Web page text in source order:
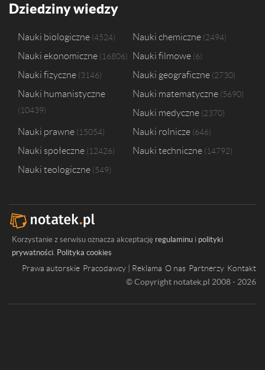
Dziedziny wiedzy
Nauki biologiczne 4524 Nauki chemiczne 2494
Nauki ekonomiczne 16806 Nauki filmowe 6
Nauki fizyczne 3146 Nauki geograficzne 2730
Nauki humanistyczne
10439
Nauki matematyczne 5690
Nauki medyczne 2370
Nauki prawne 15054 Nauki rolnicze 646
Nauki społeczne 12426 Nauki techniczne 14792
Nauki teologiczne 549
Korzystanie z serwisu oznacza akceptację regulaminu i polityki
prywatności. Polityka cookies
Prawa autorskie Pracodawcy | Reklama O nas Partnerzy Kontakt
© Copyright notatek.pl 2008 - 2026